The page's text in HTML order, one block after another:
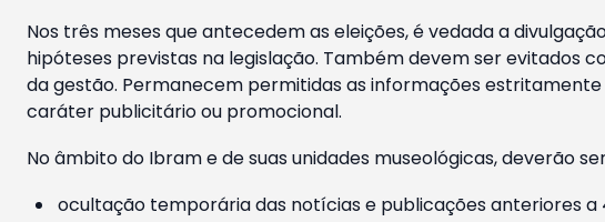
Nos três meses que antecedem as eleições, é vedada a
hipóteses previstas na legislação. Também devem ser evitados
da gestão. Permanecem permitidas as informações
caráter publicitário ou promocional.
No âmbito do Ibram e de suas unidades museológicas, deverão
ocultação temporária das notícias e publicações anteriores